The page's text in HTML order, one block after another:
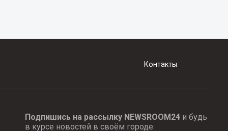
Контакты
Подпишись на рассылку NEWSROOM24и будь
в курсе новостей в своём городе: